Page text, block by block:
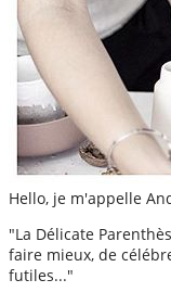
Hello, je m'appelle
"La Délicate
faire mieux, de
futiles..."